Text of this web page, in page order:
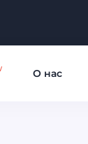
О нас